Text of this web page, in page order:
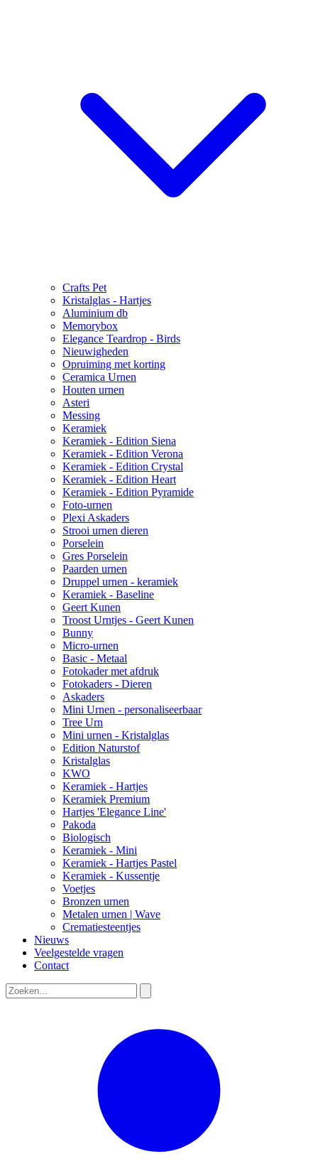
Crafts Pet
Kristalglas - Hartjes
Aluminium db
Memorybox
Elegance Teardrop - Birds
Nieuwigheden
Opruiming met korting
Ceramica Urnen
Houten urnen
Asteri
Messing
Keramiek
Keramiek - Edition Siena
Keramiek - Edition Verona
Keramiek - Edition Crystal
Keramiek - Edition Heart
Keramiek - Edition Pyramide
Foto-urnen
Plexi Askaders
Strooi urnen dieren
Porselein
Gres Porselein
Paarden urnen
Druppel urnen - keramiek
Keramiek - Baseline
Geert Kunen
Troost Urntjes - Geert Kunen
Bunny
Micro-urnen
Basic - Metaal
Fotokader met afdruk
Fotokaders - Dieren
Askaders
Mini Urnen - personaliseerbaar
Tree Urn
Mini urnen - Kristalglas
Edition Naturstof
Kristalglas
KWO
Keramiek - Hartjes
Keramiek Premium
Hartjes 'Elegance Line'
Pakoda
Biologisch
Keramiek - Mini
Keramiek - Hartjes Pastel
Keramiek - Kussentje
Voetjes
Bronzen urnen
Metalen urnen | Wave
Crematiesteentjes
Nieuws
Veelgestelde vragen
Contact